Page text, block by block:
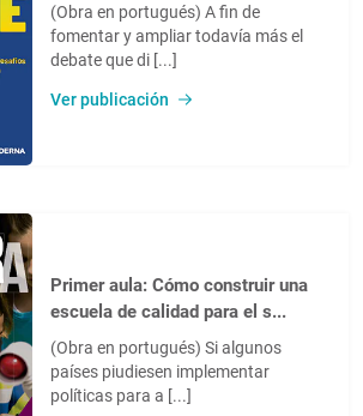
(Obra en portugués) A fin de
fomentar y ampliar todavía más el
debate que di [...]
Ver publicación
Primer aula: Cómo construir una
escuela de calidad para el s...
(Obra en portugués) Si algunos
países piudiesen implementar
políticas para a [...]